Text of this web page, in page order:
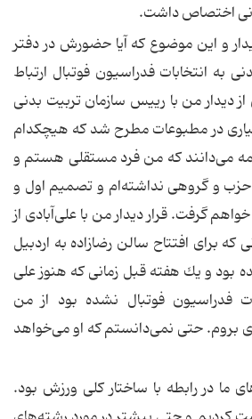
اختصاص داشت.
و این موضوع كه آیا حضورش در دفتر
به انتخابات فدراسیون فوتبال ارتباط
دیدار من با رییس سازمان تربیت بدنی
در مطبوعات مطرح شد كه هیچكدام
همه می‌دانند كه من فرد مستقلی هستم و
حزب و گروهی نداشته‌ام و تصمیم اول و
گرفت. قرار دیدار من با علی‌آبادی از
برای افتتاح سالن رضازاده به اردبیل
بود و یك هفته قبل زمانی كه هنوز علی
فدراسیون فوتبال نشده بود از من
بروم. حتی نمی‌دانستم كه او می‌خواهد
ما در رابطه با ساختار كلی ورزش بود.